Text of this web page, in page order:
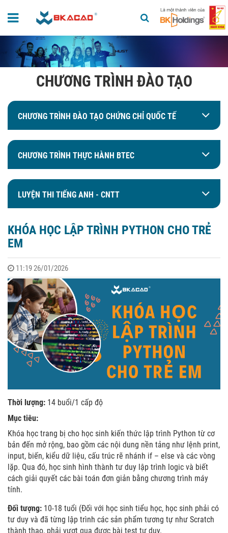
CHƯƠNG TRÌNH ĐÀO TẠO
CHƯƠNG TRÌNH ĐÀO TẠO CHỨNG CHỈ QUỐC TẾ
CHƯƠNG TRÌNH THỰC HÀNH BTEC
LUYỆN THI TIẾNG ANH - CNTT
KHÓA HỌC LẬP TRÌNH PYTHON CHO TRẺ
EM
11:19 26/01/2026
Thời lượng: 14 buổi/1 cấp độ
Mục tiêu:
Khóa học trang bị cho học sinh kiến thức lập trình Python từ cơ
bản đến mở rộng, bao gồm các nội dung nền tảng như lệnh print,
input, biến, kiểu dữ liệu, cấu trúc rẽ nhánh if – else và các vòng
lặp. Qua đó, học sinh hình thành tư duy lập trình logic và biết
cách giải quyết các bài toán đơn giản bằng chương trình máy
tính.
Đối tượng: 10-18 tuổi (Đối với học sinh tiểu học, học sinh phải có
tư duy và đã từng lập trình các sản phẩm tương tự như Scratch
thành thạo, phải vượt qua được bài test tư duy.